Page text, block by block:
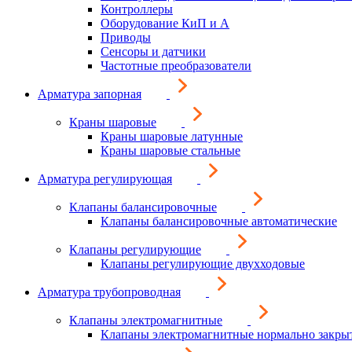
Контроллеры
Оборудование КиП и А
Приводы
Сенсоры и датчики
Частотные преобразователи
Арматура запорная
Краны шаровые
Краны шаровые латунные
Краны шаровые стальные
Арматура регулирующая
Клапаны балансировочные
Клапаны балансировочные автоматические
Клапаны регулирующие
Клапаны регулирующие двухходовые
Арматура трубопроводная
Клапаны электромагнитные
Клапаны электромагнитные нормально